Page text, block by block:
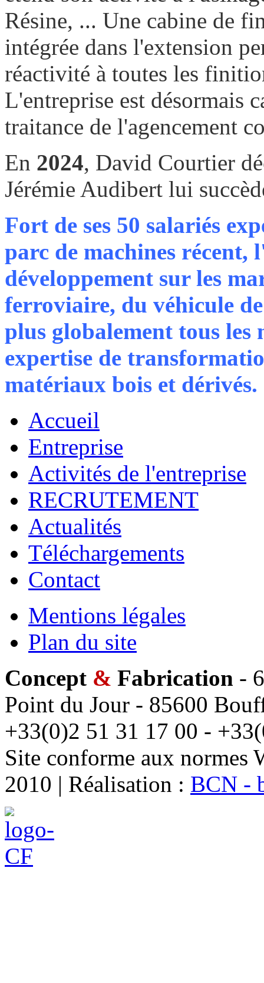
Résine, ... Une cabine de
intégrée dans l'extension
réactivité à toutes les
L'entreprise est désormais
traitance de l'agencement
En 2024, David Courtier
Jérémie Audibert lui
Fort de ses 50 salariés
parc de machines
développement sur les
ferroviaire, du véhicule
plus globalement tous les
expertise de
matériaux bois et dérivés.
Accueil
Entreprise
Activités de l'entreprise
RECRUTEMENT
Actualités
Téléchargements
Contact
Mentions légales
Plan du site
Concept & Fabrication -
Point du Jour - 85600
+33(0)2 51 31 17 00 -
Site conforme aux
2010 | Réalisation : BCN -